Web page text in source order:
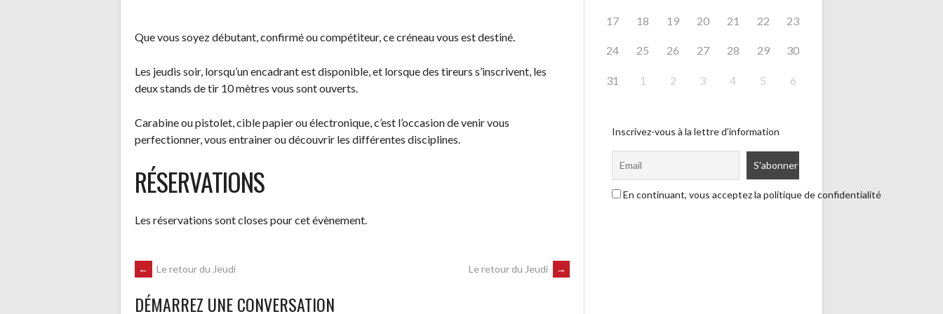
Que vous soyez débutant, confirmé ou compétiteur, ce créneau vous est destiné.
Les jeudis soir, lorsqu’un encadrant est disponible, et lorsque des tireurs s’inscrivent, les
deux stands de tir 10 mètres vous sont ouverts.
Carabine ou pistolet, cible papier ou électronique, c’est l’occasion de venir vous
perfectionner, vous entrainer ou découvrir les différentes disciplines.
RÉSERVATIONS
Les réservations sont closes pour cet évènement.
NAVIGATION
← Le retour du Jeudi Le retour du Jeudi →
DÉMARREZ UNE CONVERSATION
17 18 19 20 21 22 23
24 25 26 27 28 29 30
31 1 2 3 4 5 6
Inscrivez-vous à la lettre d'information
En continuant, vous acceptez la politique de confidentialité